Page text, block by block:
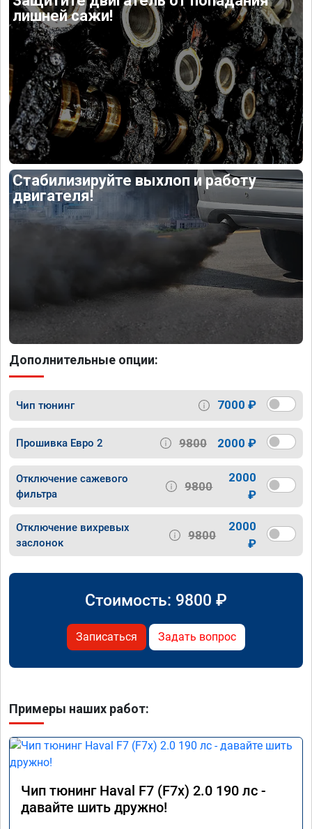
лишней сажи!
Стабилизируйте выхлоп и работу
двигателя!
Дополнительные опции:
Чип тюнинг 7000 ₽
Прошивка Евро 2 9800 2000 ₽
Отключение сажевого
фильтра
9800
2000
₽
Отключение вихревых
заслонок
9800
2000
₽
Стоимость: 9800 ₽
Записаться Задать вопрос
Примеры наших работ:
Чип тюнинг Haval F7 (F7x) 2.0 190 лс -
давайте шить дружно!